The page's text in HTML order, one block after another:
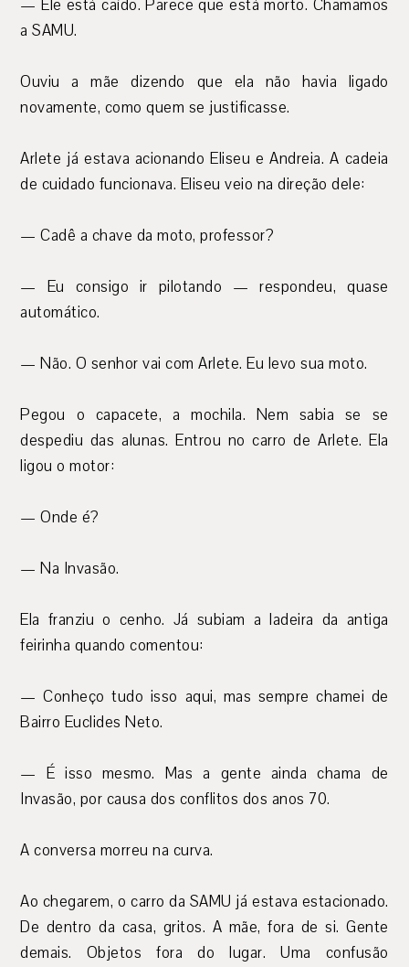
— Ele está caído. Parece que está morto. Chamamos
a SAMU.
Ouviu a mãe dizendo que ela não havia ligado
novamente, como quem se justificasse.
Arlete já estava acionando Eliseu e Andreia. A cadeia
de cuidado funcionava. Eliseu veio na direção dele:
— Cadê a chave da moto, professor?
— Eu consigo ir pilotando — respondeu, quase
automático.
— Não. O senhor vai com Arlete. Eu levo sua moto.
Pegou o capacete, a mochila. Nem sabia se se
despediu das alunas. Entrou no carro de Arlete. Ela
ligou o motor:
— Onde é?
— Na Invasão.
Ela franziu o cenho. Já subiam a ladeira da antiga
feirinha quando comentou:
— Conheço tudo isso aqui, mas sempre chamei de
Bairro Euclides Neto.
— É isso mesmo. Mas a gente ainda chama de
Invasão, por causa dos conflitos dos anos 70.
A conversa morreu na curva.
Ao chegarem, o carro da SAMU já estava estacionado.
De dentro da casa, gritos. A mãe, fora de si. Gente
demais. Objetos fora do lugar. Uma confusão